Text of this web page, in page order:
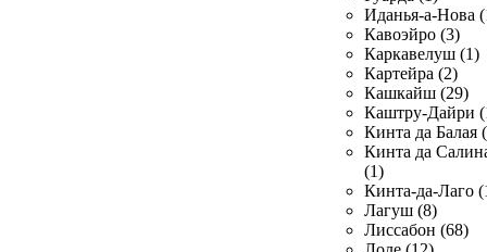
Иданья-а-Нова
Кавоэйро (3)
Каркавелуш (1)
Картейра (2)
Кашкайш (29)
Каштру-Дайри
Кинта да Балая
Кинта да
(1)
Кинта-да-Лаго
Лагуш (8)
Лиссабон (68)